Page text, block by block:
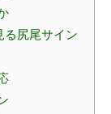
る尻尾サイン